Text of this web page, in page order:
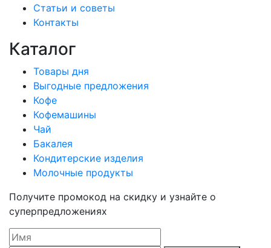
Статьи и советы
Контакты
Каталог
Товары дня
Выгодные предложения
Кофе
Кофемашины
Чай
Бакалея
Кондитерские изделия
Молочные продукты
Получите промокод на скидку и узнайте о
суперпредложениях